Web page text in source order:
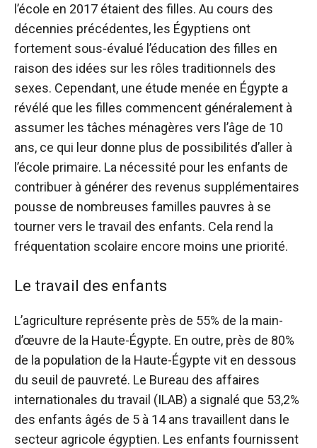
l’école en 2017 étaient des filles. Au cours des
décennies précédentes, les Égyptiens ont
fortement sous-évalué l’éducation des filles en
raison des idées sur les rôles traditionnels des
sexes. Cependant, une étude menée en Égypte a
révélé que les filles commencent généralement à
assumer les tâches ménagères vers l’âge de 10
ans, ce qui leur donne plus de possibilités d’aller à
l’école primaire. La nécessité pour les enfants de
contribuer à générer des revenus supplémentaires
pousse de nombreuses familles pauvres à se
tourner vers le travail des enfants. Cela rend la
fréquentation scolaire encore moins une priorité.
Le travail des enfants
L’agriculture représente près de 55% de la main-
d’œuvre de la Haute-Égypte. En outre, près de 80%
de la population de la Haute-Égypte vit en dessous
du seuil de pauvreté. Le Bureau des affaires
internationales du travail (ILAB) a signalé que 53,2%
des enfants âgés de 5 à 14 ans travaillent dans le
secteur agricole égyptien. Les enfants fournissent